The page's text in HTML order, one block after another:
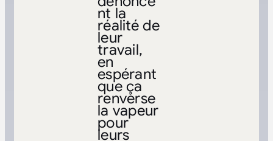
nt la
réalité de
leur
travail,
en
espérant
que ça
renverse
la vapeur
pour
leurs